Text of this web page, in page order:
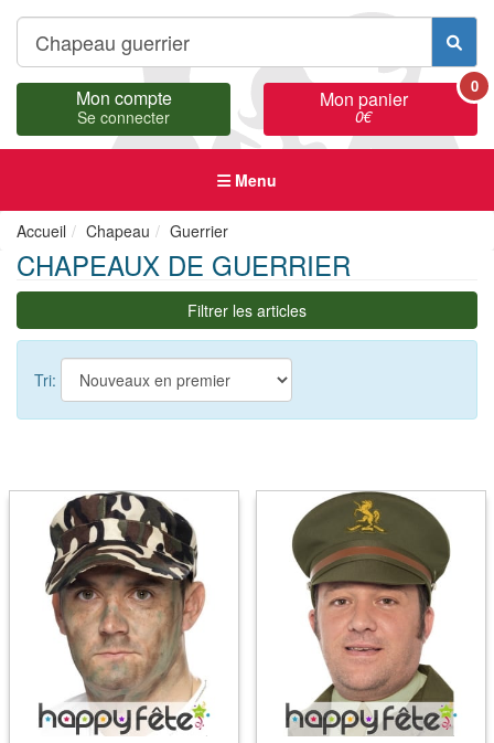
Mon compte
Se connecter
Mon panier
0€
0
Menu
Accueil Chapeau Guerrier
CHAPEAUX DE GUERRIER
Filtrer les articles
Tri: